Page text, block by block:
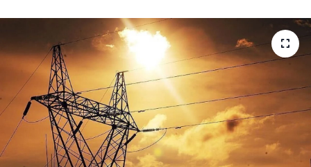
Magazin
Müzik
Piyasa
Resmi İlanlar